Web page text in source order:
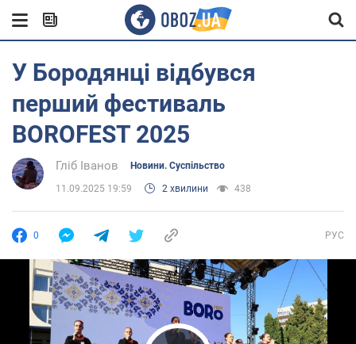
У Бородянці відбувся
перший фестиваль
BOROFEST 2025
Гліб Іванов Новини. Суспільство
11.09.2025 19:59 2 хвилини 438
0 РУС